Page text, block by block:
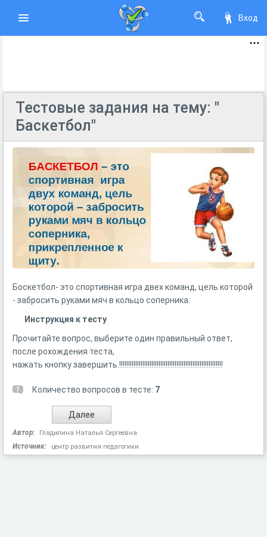
Вход
Тестовые задания на тему: "
Баскетбол"
Боскетбол- это спортивная игра двех команд, цель которой
- забросить руками мяч в кольцо соперника.
Инструкция к тесту
Прочитайте вопрос, выберите один правильный ответ,
после рохождения теста,
нажать кнопку завершить.!!!!!!!!!!!!!!!!!!!!!!!!!!!!!!!!!!!!!!!!!!!!!!!!!!!!!!!!!!
Количество вопросов в тесте: 7
Автор: Гладилина Наталья Сергеевна
Источник: центр развития педагогики